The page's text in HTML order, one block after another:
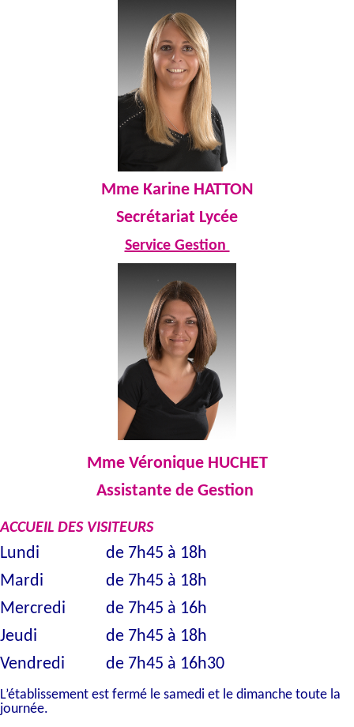
Mme Karine HATTON
Secrétariat Lycée
Service Gestion
Mme Véronique HUCHET
Assistante de Gestion
ACCUEIL DES VISITEURS
Lundi
de 7h45 à 18h
Mardi
de 7h45 à 18h
Mercredi
de 7h45 à 16h
Jeudi
de 7h45 à 18h
Vendredi
de 7h45 à 16h30
L’établissement est fermé le samedi et le dimanche toute la
journée.